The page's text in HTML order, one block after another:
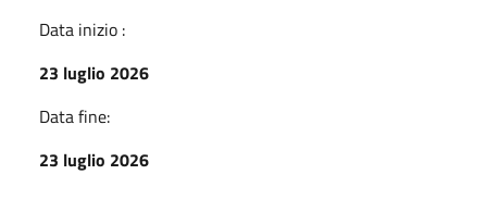
Data inizio :
23 luglio 2026
Data fine:
23 luglio 2026